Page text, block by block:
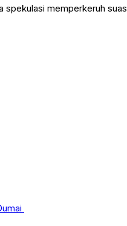
memperkeruh